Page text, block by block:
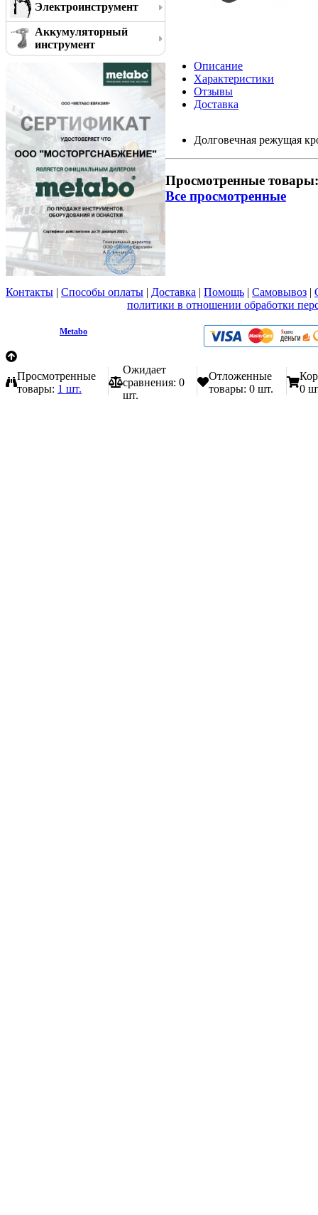
Электроинструмент
Аккумуляторный
инструмент
Описание
Характеристики
Отзывы
Доставка
Долговечная режущая
Просмотренные товары:
Все просмотренные
Контакты | Способы оплаты | Доставка | Помощь | Самовывоз |
политики в отношении обработки
Metabo
Просмотренные
товары: 1 шт.
Ожидает
сравнения: 0
шт.
Отложенные
товары: 0 шт.
0